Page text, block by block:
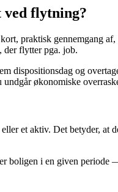
ved flytning?
praktisk gennemgang
der flytter pga. job.
dispositionsdag og
økonomiske
et aktiv. Det betyder,
boligen i en given